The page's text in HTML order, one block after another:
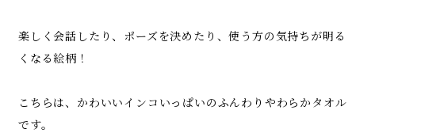
楽しく会話したり、ポーズを決めたり、使う方の気持ちが明る
くなる絵柄！
こちらは、かわいいインコいっぱいのふんわりやわらかタオル
です。